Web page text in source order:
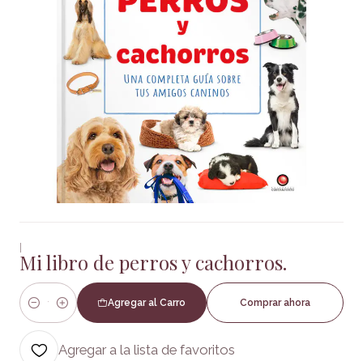
|
Mi libro de perros y cachorros.
Cantidad
Agregar al Carro Comprar ahora
Agregar a la lista de favoritos